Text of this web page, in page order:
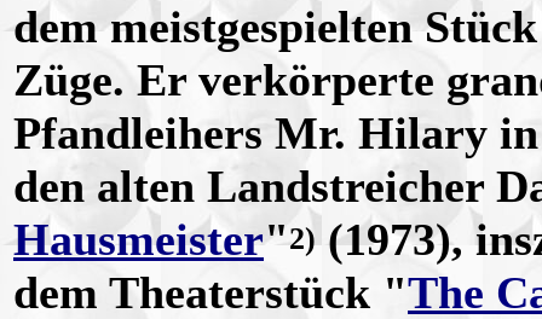
dem meistgespielten
Züge. Er verkörperte
Pfandleihers Mr. Hilary
den alten Landstreicher
Hausmeister"2)(1973),
dem Theaterstück "The